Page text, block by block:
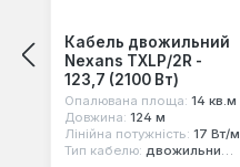
Кабель двожильний
Nexans TXLP/2R -
123,7 (2100 Вт)
Опалювана площа: 14 кв.м
Довжина: 124 м
Лінійна потужність: 17 Вт/м
Тип кабелю: двожильний екранований